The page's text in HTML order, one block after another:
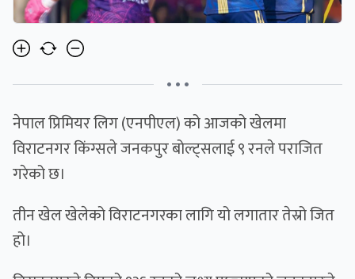
• • •
नेपाल प्रिमियर लिग (एनपीएल) को आजको खेलमा
विराटनगर किंग्सले जनकपुर बोल्ट्सलाई ९ रनले पराजित
गरेको छ।
तीन खेल खेलेको विराटनगरका लागि यो लगातार तेस्रो जित
हो।